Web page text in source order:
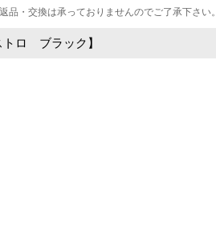
・交換は承っておりませんのでご了承下さい。
トロ ブラック】